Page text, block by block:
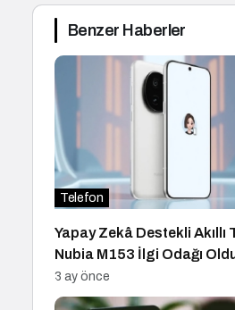
Benzer Haberler
Yapay Zekâ Destekli Akıllı
Nubia M153 İlgi Odağı
Telefon
3 ay önce